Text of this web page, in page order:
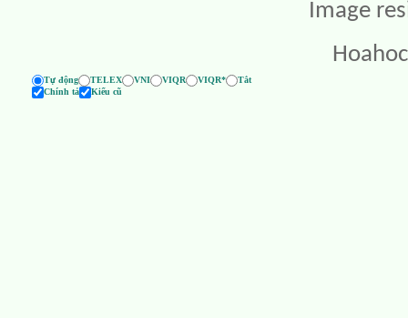
Image
Tự động TELEX VNI VIQR VIQR*
Tắt
Chính tả
Kiểu cũ